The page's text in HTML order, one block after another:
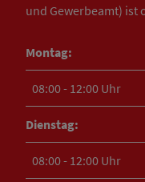
und Gewerbeamt) ist
Montag:
08:00 - 12:00 Uhr
Dienstag:
08:00 - 12:00 Uhr